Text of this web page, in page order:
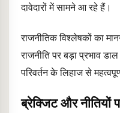
दावेदारों में सामने आ रहे हैं।
राजनीतिक विश्लेषकों का
राजनीति पर बड़ा प्रभाव
परिवर्तन के लिहाज से
ब्रेक्जिट और नीतियों